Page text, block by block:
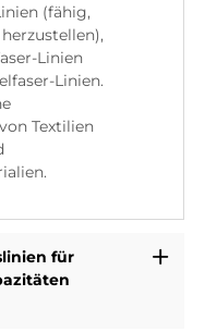
(fähig,
Linien
Linien.
Textilien
für